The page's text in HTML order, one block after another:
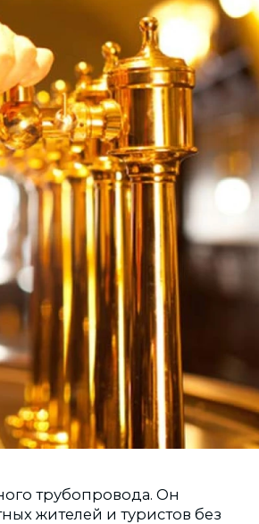
трубопровода. Он
жителей и туристов без